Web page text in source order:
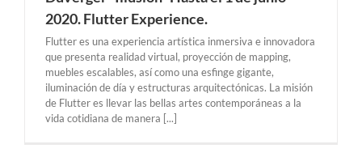
2020. Flutter Experience.
Flutter es una experiencia artística inmersiva e innovadora
que presenta realidad virtual, proyección de mapping,
muebles escalables, así como una esfinge gigante,
iluminación de día y estructuras arquitectónicas. La misión
de Flutter es llevar las bellas artes contemporáneas a la
vida cotidiana de manera [...]